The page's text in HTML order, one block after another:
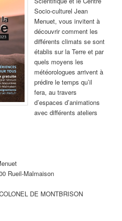
Socio-culturel Jean
Menuet, vous invitent à
découvrir comment les
différents climats se sont
établis sur la Terre et par
quels moyens les
météorologues arrivent à
prédire le temps qu’il
fera, au travers
d’espaces d’animations
avec différents ateliers
Rueil-Malmaison
DE MONTBRISON